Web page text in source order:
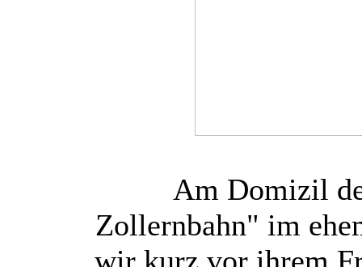
Am Domizil
Zollernbahn" im